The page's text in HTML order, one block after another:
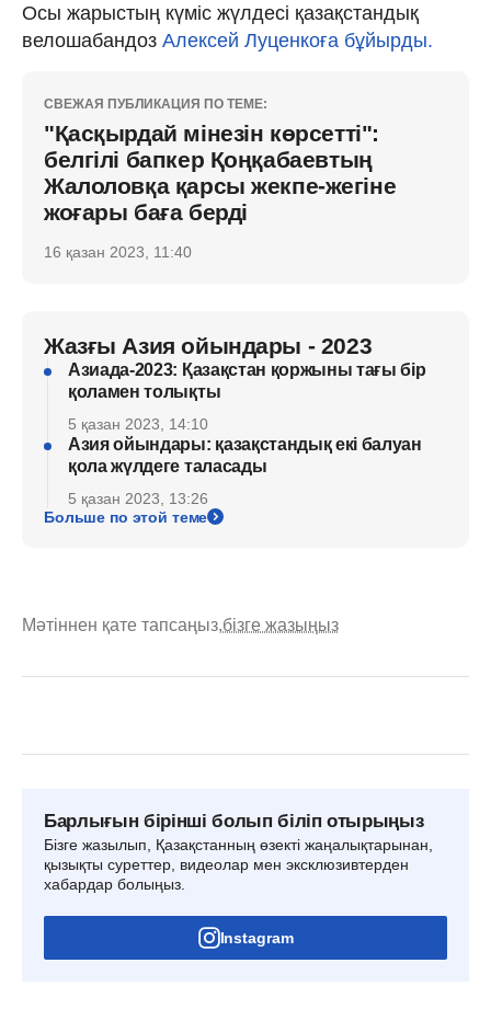
Осы жарыстың күміс жүлдесі қазақстандық
велошабандоз Алексей Луценкоға бұйырды.
СВЕЖАЯ ПУБЛИКАЦИЯ ПО ТЕМЕ:
"Қасқырдай мінезін көрсетті":
белгілі бапкер Қоңқабаевтың
Жалоловқа қарсы жекпе-жегіне
жоғары баға берді
16 қазан 2023, 11:40
Жазғы Азия ойындары - 2023
Азиада-2023: Қазақстан қоржыны тағы бір
қоламен толықты
5 қазан 2023, 14:10
Азия ойындары: қазақстандық екі балуан
қола жүлдеге таласады
5 қазан 2023, 13:26
Больше по этой теме
Мәтіннен қате тапсаңыз,бізге жазыңыз
Барлығын бірінші болып біліп отырыңыз
Бізге жазылып, Қазақстанның өзекті жаңалықтарынан,
қызықты суреттер, видеолар мен эксклюзивтерден
хабардар болыңыз.
Instagram